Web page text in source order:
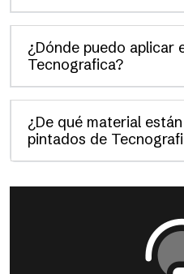
¿Dónde puedo aplicar
Tecnografica?
¿De qué material
pintados de